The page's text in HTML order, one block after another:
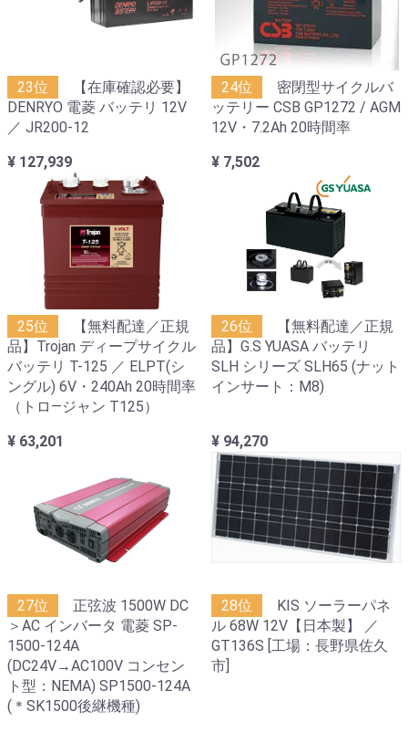
23位
【在庫確認必要】
DENRYO 電菱 バッテリ 12V
／ JR200-12
¥ 127,939
24位
密閉型サイクルバ
ッテリー CSB GP1272 / AGM
12V・7.2Ah 20時間率
¥ 7,502
25位
【無料配達／正規
品】Trojan ディープサイクル
バッテリ T-125 ／ ELPT(シ
ングル) 6V・240Ah 20時間率
（トロ―ジャン T125）
¥ 63,201
26位
【無料配達／正規
品】G.S YUASA バッテリ
SLH シリーズ SLH65 (ナット
インサート：M8)
¥ 94,270
27位
正弦波 1500W DC
＞AC インバータ 電菱 SP-
1500-124A
(DC24V→AC100V コンセン
ト型：NEMA) SP1500-124A
(＊SK1500後継機種)
28位
KIS ソーラーパネ
ル 68W 12V【日本製】 ／
GT136S [工場：長野県佐久
市]